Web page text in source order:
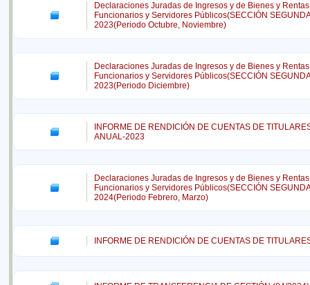
Declaraciones Juradas de Ingresos y de Bienes y
Funcionarios y Servidores Públicos(SECCIÓN
2023(Periodo Octubre, Noviembre)
Declaraciones Juradas de Ingresos y de Bienes y
Funcionarios y Servidores Públicos(SECCIÓN
2023(Periodo Diciembre)
INFORME DE RENDICIÓN DE CUENTAS DE
ANUAL-2023
Declaraciones Juradas de Ingresos y de Bienes y
Funcionarios y Servidores Públicos(SECCIÓN
2024(Periodo Febrero, Marzo)
INFORME DE RENDICIÓN DE CUENTAS DE